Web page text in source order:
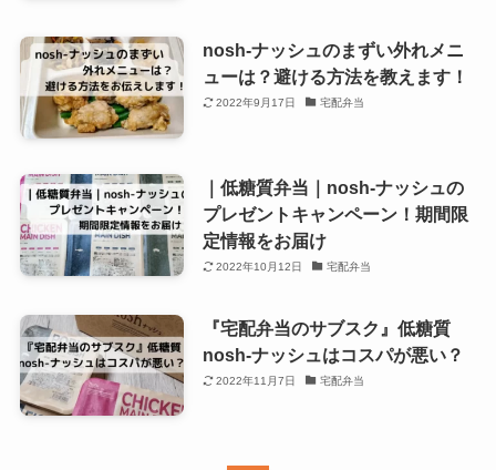
nosh-ナッシュのまずい外れメニ
ューは？避ける方法を教えます！
2022年9月17日 宅配弁当
｜低糖質弁当｜nosh-ナッシュの
プレゼントキャンペーン！期間限
定情報をお届け
2022年10月12日 宅配弁当
『宅配弁当のサブスク』低糖質
nosh-ナッシュはコスパが悪い？
2022年11月7日 宅配弁当